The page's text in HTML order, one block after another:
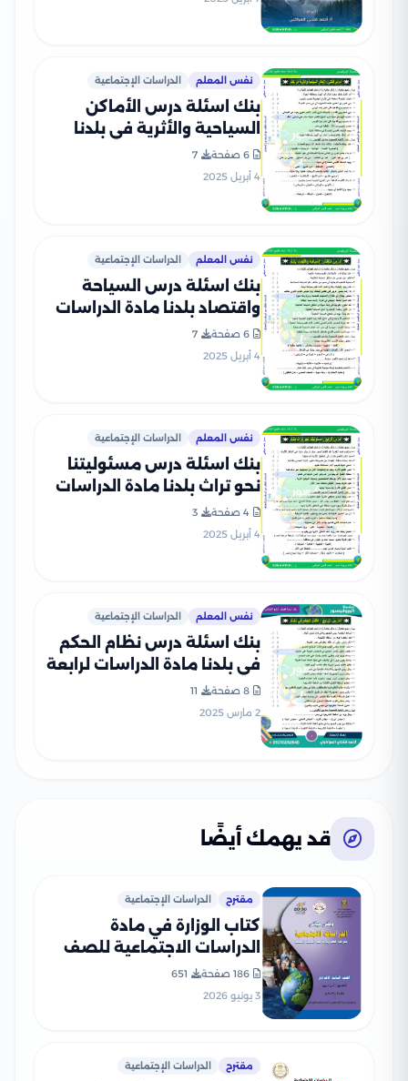
نفس المعلم الدراسات الإجتماعية
بنك اسئلة درس الأماكن
السياحية والأثرية في بلدنا
مادة الدراسات الاجتماعية
لرابعة ابتدائي بصيغة PDF
6 صفحة
7
4 أبريل 2025
نفس المعلم الدراسات الإجتماعية
بنك اسئلة درس السياحة
واقتصاد بلدنا مادة الدراسات
الاجتماعية لرابعة ابتدائي
بصيغة PDF
6 صفحة
7
4 أبريل 2025
نفس المعلم الدراسات الإجتماعية
بنك اسئلة درس مسئوليتنا
نحو تراث بلدنا مادة الدراسات
الاجتماعية لرابعة ابتدائي
بصيغة PDF
4 صفحة
3
4 أبريل 2025
نفس المعلم الدراسات الإجتماعية
بنك اسئلة درس نظام الحكم
في بلدنا مادة الدراسات لرابعة
ابتدائي بصيغة PDF
8 صفحة
11
2 مارس 2025
قد يهمك أيضًا
مقترح الدراسات الإجتماعية
كتاب الوزارة في مادة
الدراسات الاجتماعية للصف
PDF
186 صفحة
651
3 يونيو 2026
مقترح الدراسات الإجتماعية